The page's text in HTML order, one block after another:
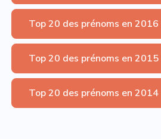
Top 20 des prénoms en 2016
Top 20 des prénoms en 2015
Top 20 des prénoms en 2014